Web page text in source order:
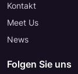
Kontakt
Meet Us
News
Folgen Sie uns